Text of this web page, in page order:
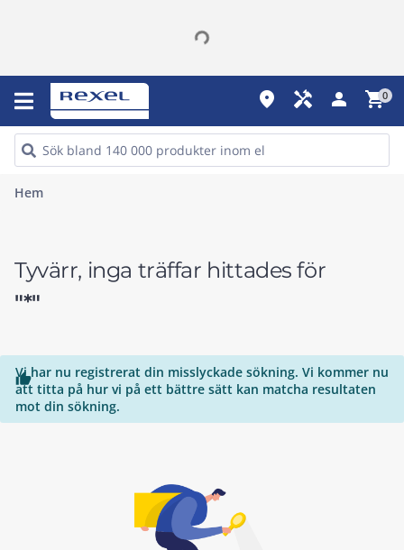
place handyman person shopping_cart0
Hem
Tyvärr, inga träffar hittades för
"*"

Vi har nu registrerat din misslyckade sökning. Vi kommer nu
att titta på hur vi på ett bättre sätt kan matcha resultaten
mot din sökning.